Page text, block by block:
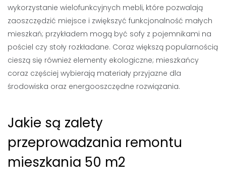
wykorzystanie wielofunkcyjnych mebli, które pozwalają
zaoszczędzić miejsce i zwiększyć funkcjonalność małych
mieszkań; przykładem mogą być sofy z pojemnikami na
pościel czy stoły rozkładane. Coraz większą popularnością
cieszą się również elementy ekologiczne; mieszkańcy
coraz częściej wybierają materiały przyjazne dla
środowiska oraz energooszczędne rozwiązania.
Jakie są zalety
przeprowadzania remontu
mieszkania 50 m2